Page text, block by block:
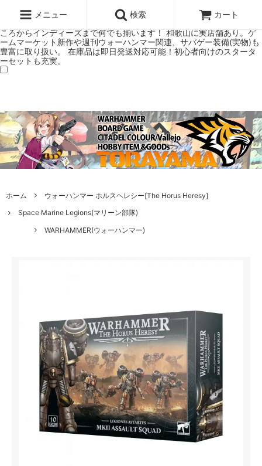
ミアムショップTORAYAMA。通販・オンラインショップです！ ウォー
ハンマーとボードゲームのことなら当店へ！ボードゲームもメジャーど
ころからインディーズまで何でも揃います！ 和歌山に実店舗あり。ゲ
ームマーケット新作や週刊ウォーハンマー関連、サバゲー装備(実物)も
豊富に取り扱い。 在庫品は即日発送対応可能！初心者向けのスタータ
ーセットも充実。
メニュー 検索 カート
ホーム
ウォーハンマー ホルスヘレシー[The Horus Heresy]
Space Marine Legions(マリーン部隊)
WARHAMMER(ウォーハンマー)